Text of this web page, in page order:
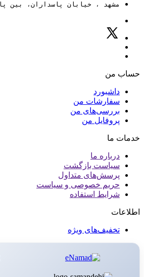
مشهد ، خیابان پاسداران، بین پاسداران ۴ و ۶،
حساب من
داشبورد
سفارشات من
بررسی‌های من
پروفایل من
خدمات ما
درباره ما
سیاست بازگشت
پرسش‌های متداول
حریم خصوصی و سیاست
شرایط استفاده
اطلاعات
تخفیف‌های ویژه